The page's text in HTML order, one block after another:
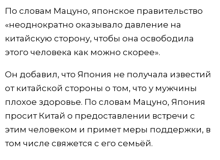
Культура
Жизнь
Технологии
Токио
От редакции
По словам Мацуно, японское правительство
«неоднократно оказывало давление на
китайскую сторону, чтобы она освободила
этого человека как можно скорее».
Он добавил, что Япония не получала известий
от китайской стороны о том, что у мужчины
плохое здоровье. По словам Мацуно, Япония
просит Китай о предоставлении встречи с
этим человеком и примет меры поддержки, в
том числе свяжется с его семьёй.